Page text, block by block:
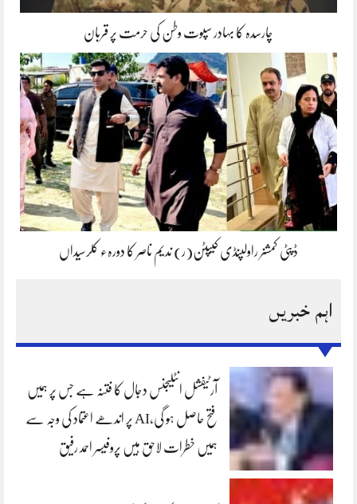
چارسدہ کا بہادر سپوت وطن کی حرمت پر قربان
ڈپٹی کمشنر راولپنڈی کیپٹن(ر) ندیم ناصر کا دورہء کلرسیداں
اہم خبریں
آرٹیفشل انٹلیجنس دجال کا فتنہ ہے جس پر ہمیں
فتح حاصل ہو گی،AI پر اندھے اعتماد کی وجہ سے
ہمیں خطرات لاحق ہیں پروفیسر احمد رفیق